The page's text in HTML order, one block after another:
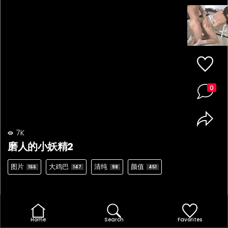
7K
磨人的小妖精2
图片 166 大鸡巴 147 清纯 98 颜值 451
0
Home Search Favorites